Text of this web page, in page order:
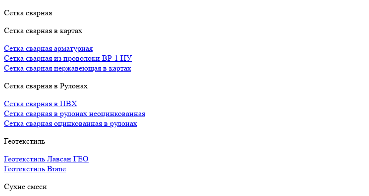
Сетка сварная
Сетка сварная в картах
Сетка сварная арматурная
Сетка сварная из проволоки ВР-1 НУ
Сетка сварная нержавеющая в картах
Сетка сварная в Рулонах
Сетка сварная в ПВХ
Сетка сварная в рулонах неоцинкованная
Сетка сварная оцинкованная в рулонах
Геотекстиль
Геотекстиль Лавсан ГЕО
Геотекстиль Brane
Сухие смеси